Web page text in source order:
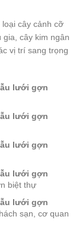
cây cảnh cỡ
cây kim ngân
vị trí sang trọng
lưới gợn
lưới gợn
lưới gợn
lưới gợn
biệt thự
lưới gợn
sạn, cơ quan